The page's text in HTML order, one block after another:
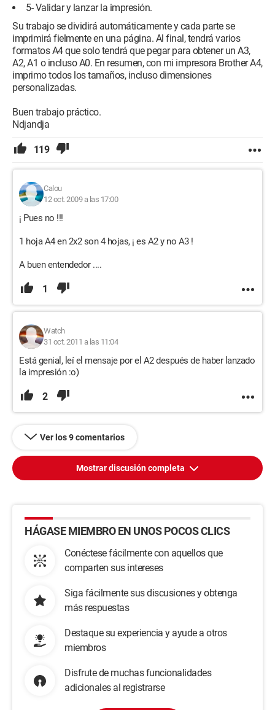
5- Validar y lanzar la impresión.
Su trabajo se dividirá automáticamente y cada parte se
imprimirá fielmente en una página. Al final, tendrá varios
formatos A4 que solo tendrá que pegar para obtener un A3,
A2, A1 o incluso A0. En resumen, con mi impresora Brother A4,
imprimo todos los tamaños, incluso dimensiones
personalizadas.
Buen trabajo práctico.
Ndjandja
119
Calou
12 oct. 2009 a las 17:00
¡ Pues no !!!
1 hoja A4 en 2x2 son 4 hojas, ¡ es A2 y no A3 !
A buen entendedor ....
1
Watch
31 oct. 2011 a las 11:04
Está genial, leí el mensaje por el A2 después de haber lanzado
la impresión :o)
2
Ver los 9 comentarios
Mostrar discusión completa
HÁGASE MIEMBRO EN UNOS POCOS CLICS
Conéctese fácilmente con aquellos que
comparten sus intereses
Siga fácilmente sus discusiones y obtenga
más respuestas
Destaque su experiencia y ayude a otros
miembros
Disfrute de muchas funcionalidades
adicionales al registrarse